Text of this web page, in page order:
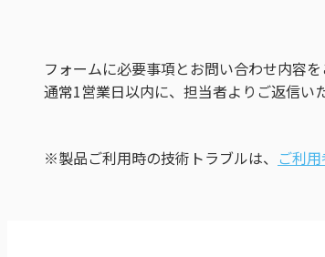
フォームに必要事項とお問い合わせ内容を
通常1営業日以内に、担当者よりご返信い
※製品ご利用時の技術トラブルは、 ご利